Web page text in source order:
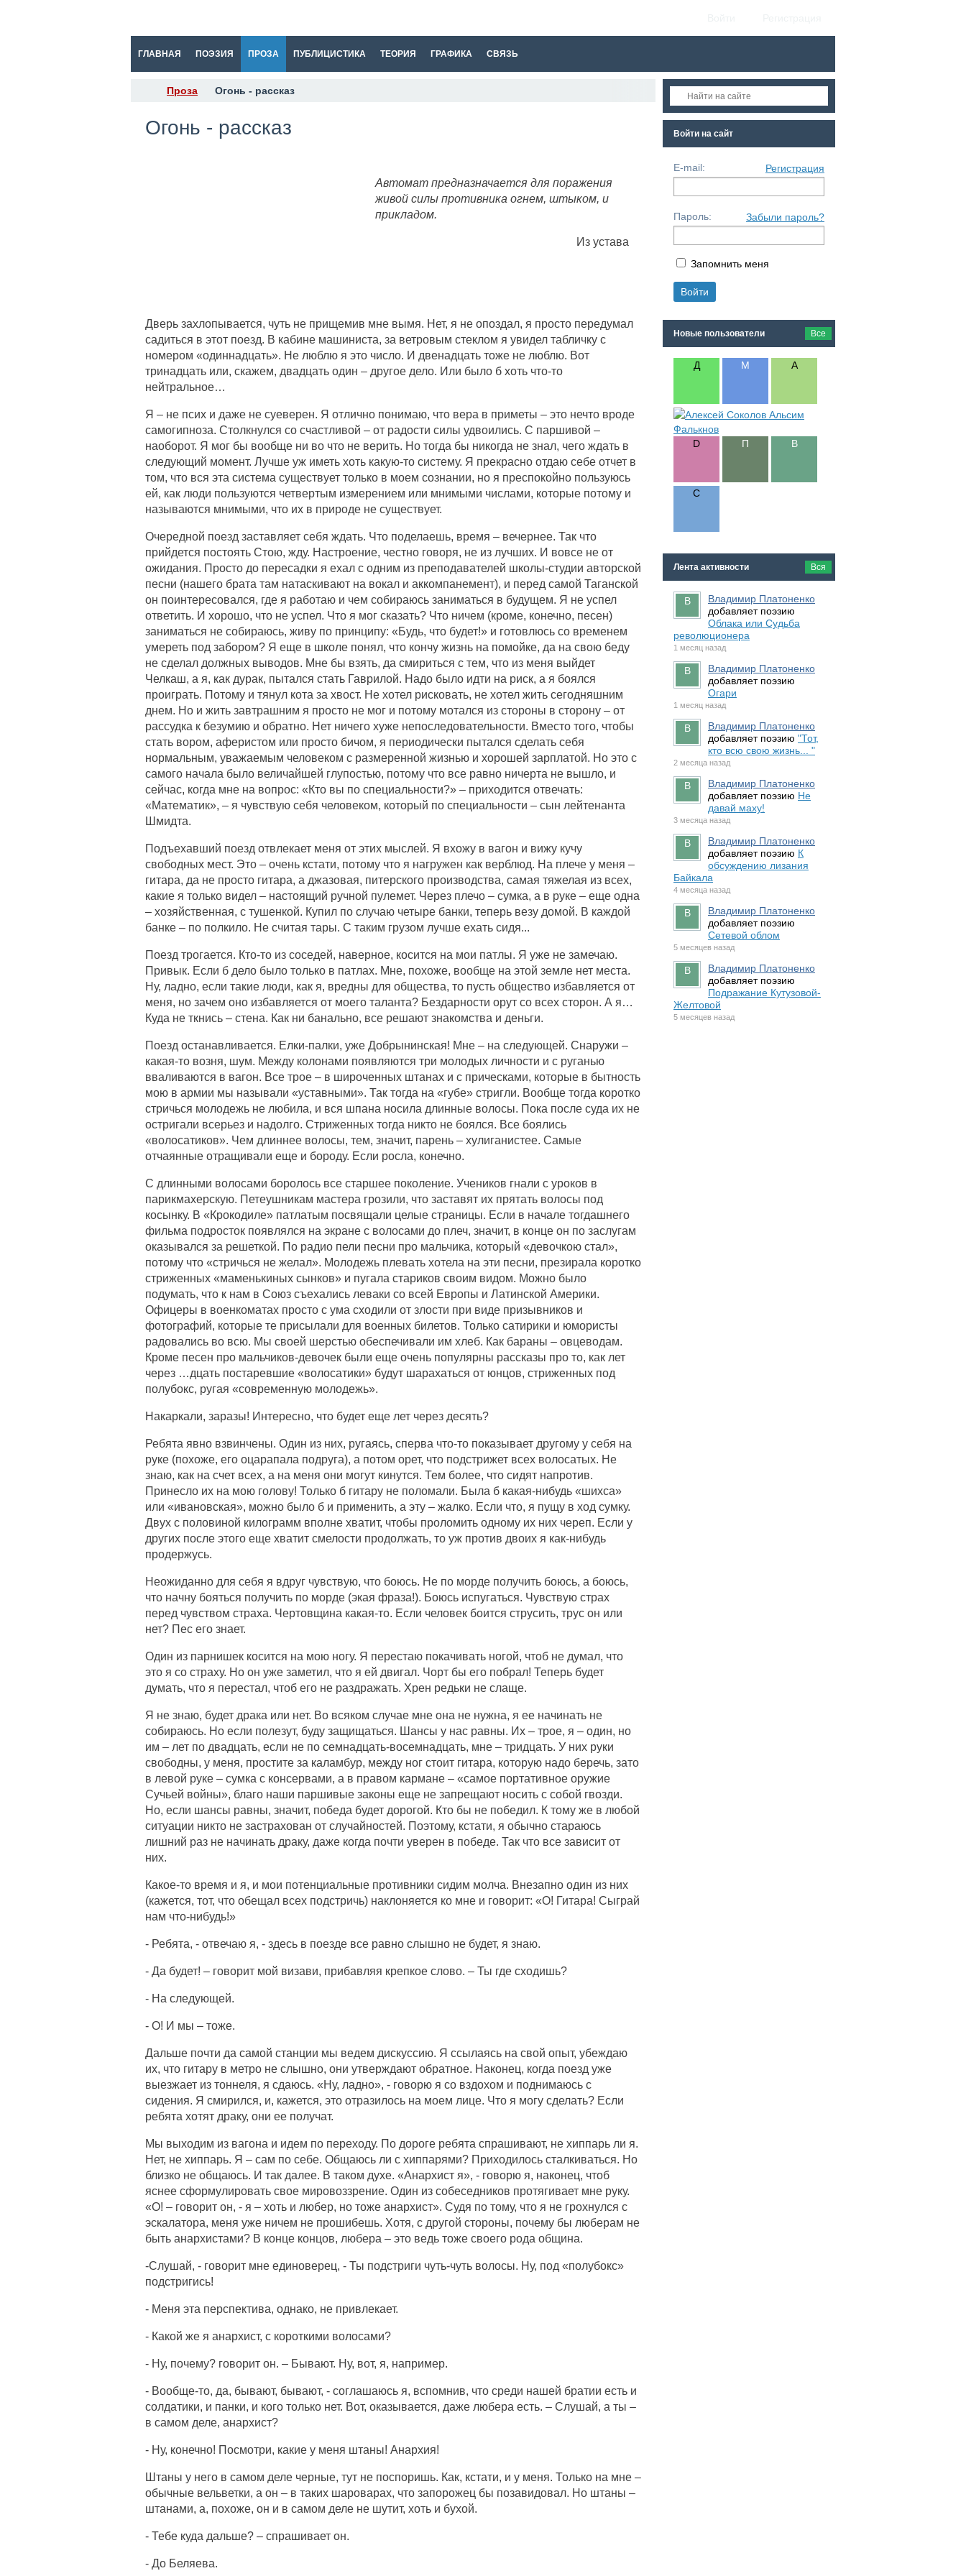
ГЛАВНАЯ ПОЭЗИЯ ПРОЗА ПУБЛИЦИСТИКА ТЕОРИЯ ГРАФИКА СВЯЗЬ
Проза Огонь - рассказ
Огонь - рассказ
Автомат предназначается для поражения
живой силы противника огнем, штыком, и
прикладом.
Из устава
Дверь захлопывается, чуть не прищемив мне вымя. Нет, я не опоздал, я просто передумал
садиться в этот поезд. В кабине машиниста, за ветровым стеклом я увидел табличку с
номером «одиннадцать». Не люблю я это число. И двенадцать тоже не люблю. Вот
тринадцать или, скажем, двадцать один – другое дело. Или было б хоть что-то
нейтральное…
Я – не псих и даже не суеверен. Я отлично понимаю, что вера в приметы – это нечто вроде
самогипноза. Столкнулся со счастливой – от радости силы удвоились. С паршивой –
наоборот. Я мог бы вообще ни во что не верить. Но тогда бы никогда не знал, чего ждать в
следующий момент. Лучше уж иметь хоть какую-то систему. Я прекрасно отдаю себе отчет в
том, что вся эта система существует только в моем сознании, но я преспокойно пользуюсь
ей, как люди пользуются четвертым измерением или мнимыми числами, которые потому и
называются мнимыми, что их в природе не существует.
Очередной поезд заставляет себя ждать. Что поделаешь, время – вечернее. Так что
прийдется постоять Стою, жду. Настроение, честно говоря, не из лучших. И вовсе не от
ожидания. Просто до пересадки я ехал с одним из преподавателей школы-студии авторской
песни (нашего брата там натаскивают на вокал и аккомпанемент), и перед самой Таганской
он поинтересовался, где я работаю и чем собираюсь заниматься в будущем. Я не успел
ответить. И хорошо, что не успел. Что я мог сказать? Что ничем (кроме, конечно, песен)
заниматься не собираюсь, живу по принципу: «Будь, что будет!» и готовлюсь со временем
умереть под забором? Я еще в школе понял, что кончу жизнь на помойке, да на свою беду
не сделал должных выводов. Мне бы взять, да смириться с тем, что из меня выйдет
Челкаш, а я, как дурак, пытался стать Гаврилой. Надо было идти на риск, а я боялся
проиграть. Потому и тянул кота за хвост. Не хотел рисковать, не хотел жить сегодняшним
днем. Но и жить завтрашним я просто не мог и потому мотался из стороны в сторону – от
рассудка к безумию и обратно. Нет ничего хуже непоследовательности. Вместо того, чтобы
стать вором, аферистом или просто бичом, я периодически пытался сделать себя
нормальным, уважаемым человеком с размеренной жизнью и хорошей зарплатой. Но это с
самого начала было величайшей глупостью, потому что все равно ничерта не вышло, и
сейчас, когда мне на вопрос: «Кто вы по специальности?» – приходится отвечать:
«Математик», – я чувствую себя человеком, который по специальности – сын лейтенанта
Шмидта.
Подъехавший поезд отвлекает меня от этих мыслей. Я вхожу в вагон и вижу кучу
свободных мест. Это – очень кстати, потому что я нагружен как верблюд. На плече у меня –
гитара, да не просто гитара, а джазовая, питерского производства, самая тяжелая из всех,
какие я только видел – настоящий ручной пулемет. Через плечо – сумка, а в руке – еще одна
– хозяйственная, с тушенкой. Купил по случаю четыре банки, теперь везу домой. В каждой
банке – по полкило. Не считая тары. С таким грузом лучше ехать сидя...
Поезд трогается. Кто-то из соседей, наверное, косится на мои патлы. Я уже не замечаю.
Привык. Если б дело было только в патлах. Мне, похоже, вообще на этой земле нет места.
Ну, ладно, если такие люди, как я, вредны для общества, то пусть общество избавляется от
меня, но зачем оно избавляется от моего таланта? Бездарности орут со всех сторон. А я…
Куда не ткнись – стена. Как ни банально, все решают знакомства и деньги.
Поезд останавливается. Елки-палки, уже Добрынинская! Мне – на следующей. Снаружи –
какая-то возня, шум. Между колонами появляются три молодых личности и с руганью
вваливаются в вагон. Все трое – в широченных штанах и с прическами, которые в бытность
мою в армии мы называли «уставными». Так тогда на «губе» стригли. Вообще тогда коротко
стричься молодежь не любила, и вся шпана носила длинные волосы. Пока после суда их не
остригали всерьез и надолго. Стриженных тогда никто не боялся. Все боялись
«волосатиков». Чем длиннее волосы, тем, значит, парень – хулиганистее. Самые
отчаянные отращивали еще и бороду. Если росла, конечно.
С длинными волосами боролось все старшее поколение. Учеников гнали с уроков в
парикмахерскую. Петеушникам мастера грозили, что заставят их прятать волосы под
косынку. В «Крокодиле» патлатым посвящали целые страницы. Если в начале тогдашнего
фильма подросток появлялся на экране с волосами до плеч, значит, в конце он по заслугам
оказывался за решеткой. По радио пели песни про мальчика, который «девочкою стал»,
потому что «стричься не желал». Молодежь плевать хотела на эти песни, презирала коротко
стриженных «маменькиных сынков» и пугала стариков своим видом. Можно было
подумать, что к нам в Союз съехались леваки со всей Европы и Латинской Америки.
Офицеры в военкоматах просто с ума сходили от злости при виде призывников и
фотографий, которые те присылали для военных билетов. Только сатирики и юмористы
радовались во всю. Мы своей шерстью обеспечивали им хлеб. Как бараны – овцеводам.
Кроме песен про мальчиков-девочек были еще очень популярны рассказы про то, как лет
через …дцать постаревшие «волосатики» будут шарахаться от юнцов, стриженных под
полубокс, ругая «современную молодежь».
Накаркали, заразы! Интересно, что будет еще лет через десять?
Ребята явно взвинчены. Один из них, ругаясь, сперва что-то показывает другому у себя на
руке (похоже, его оцарапала подруга), а потом орет, что подстрижет всех волосатых. Не
знаю, как на счет всех, а на меня они могут кинутся. Тем более, что сидят напротив.
Принесло их на мою голову! Только б гитару не поломали. Была б какая-нибудь «шихса»
или «ивановская», можно было б и применить, а эту – жалко. Если что, я пущу в ход сумку.
Двух с половиной килограмм вполне хватит, чтобы проломить одному их них череп. Если у
других после этого еще хватит смелости продолжать, то уж против двоих я как-нибудь
продержусь.
Неожиданно для себя я вдруг чувствую, что боюсь. Не по морде получить боюсь, а боюсь,
что начну бояться получить по морде (экая фраза!). Боюсь испугаться. Чувствую страх
перед чувством страха. Чертовщина какая-то. Если человек боится струсить, трус он или
нет? Пес его знает.
Один из парнишек косится на мою ногу. Я перестаю покачивать ногой, чтоб не думал, что
это я со страху. Но он уже заметил, что я ей двигал. Чорт бы его побрал! Теперь будет
думать, что я перестал, чтоб его не раздражать. Хрен редьки не слаще.
Я не знаю, будет драка или нет. Во всяком случае мне она не нужна, я ее начинать не
собираюсь. Но если полезут, буду защищаться. Шансы у нас равны. Их – трое, я – один, но
им – лет по двадцать, если не по семнадцать-восемнадцать, мне – тридцать. У них руки
свободны, у меня, простите за каламбур, между ног стоит гитара, которую надо беречь, зато
в левой руке – сумка с консервами, а в правом кармане – «самое портативное оружие
Сучьей войны», благо наши паршивые законы еще не запрещают носить с собой гвозди.
Но, если шансы равны, значит, победа будет дорогой. Кто бы не победил. К тому же в любой
ситуации никто не застрахован от случайностей. Поэтому, кстати, я обычно стараюсь
лишний раз не начинать драку, даже когда почти уверен в победе. Так что все зависит от
них.
Какое-то время и я, и мои потенциальные противники сидим молча. Внезапно один из них
(кажется, тот, что обещал всех подстричь) наклоняется ко мне и говорит: «О! Гитара! Сыграй
нам что-нибудь!»
- Ребята, - отвечаю я, - здесь в поезде все равно слышно не будет, я знаю.
- Да будет! – говорит мой визави, прибавляя крепкое слово. – Ты где сходишь?
- На следующей.
- О! И мы – тоже.
Дальше почти да самой станции мы ведем дискуссию. Я ссылаясь на свой опыт, убеждаю
их, что гитару в метро не слышно, они утверждают обратное. Наконец, когда поезд уже
выезжает из тоннеля, я сдаюсь. «Ну, ладно», - говорю я со вздохом и поднимаюсь с
сидения. Я смирился, и, кажется, это отразилось на моем лице. Что я могу сделать? Если
ребята хотят драку, они ее получат.
Мы выходим из вагона и идем по переходу. По дороге ребята спрашивают, не хиппарь ли я.
Нет, не хиппарь. Я – сам по себе. Общаюсь ли с хиппарями? Приходилось сталкиваться. Но
близко не общаюсь. И так далее. В таком духе. «Анархист я», - говорю я, наконец, чтоб
яснее сформулировать свое мировоззрение. Один из собеседников протягивает мне руку.
«О! – говорит он, - я – хоть и любер, но тоже анархист». Судя по тому, что я не грохнулся с
эскалатора, меня уже ничем не прошибешь. Хотя, с другой стороны, почему бы люберам не
быть анархистами? В конце концов, любера – это ведь тоже своего рода община.
-Слушай, - говорит мне единоверец, - Ты подстриги чуть-чуть волосы. Ну, под «полубокс»
подстригись!
- Меня эта перспектива, однако, не привлекает.
- Какой же я анархист, с короткими волосами?
- Ну, почему? говорит он. – Бывают. Ну, вот, я, например.
- Вообще-то, да, бывают, бывают, - соглашаюсь я, вспомнив, что среди нашей братии есть и
солдатики, и панки, и кого только нет. Вот, оказывается, даже любера есть. – Слушай, а ты –
в самом деле, анархист?
- Ну, конечно! Посмотри, какие у меня штаны! Анархия!
Штаны у него в самом деле черные, тут не поспоришь. Как, кстати, и у меня. Только на мне –
обычные вельветки, а он – в таких шароварах, что запорожец бы позавидовал. Но штаны –
штанами, а, похоже, он и в самом деле не шутит, хоть и бухой.
- Тебе куда дальше? – спрашивает он.
- До Беляева.
Войти на сайт
E-mail: Регистрация
Пароль: Забыли пароль?
Запомнить меня
Новые пользователи Все
Лента активности Вся
Владимир Платоненко
добавляет поэзию
Облака или Судьба
революционера
1 месяц назад
Владимир Платоненко
добавляет поэзию
Огари
1 месяц назад
Владимир Платоненко
добавляет поэзию "Тот,
кто всю свою жизнь... "
2 месяца назад
Владимир Платоненко
добавляет поэзию Не
давай маху!
3 месяца назад
Владимир Платоненко
добавляет поэзию К
обсуждению лизания
Байкала
4 месяца назад
Владимир Платоненко
добавляет поэзию
Сетевой облом
5 месяцев назад
Владимир Платоненко
добавляет поэзию
Подражание Кутузовой-
Желтовой
5 месяцев назад